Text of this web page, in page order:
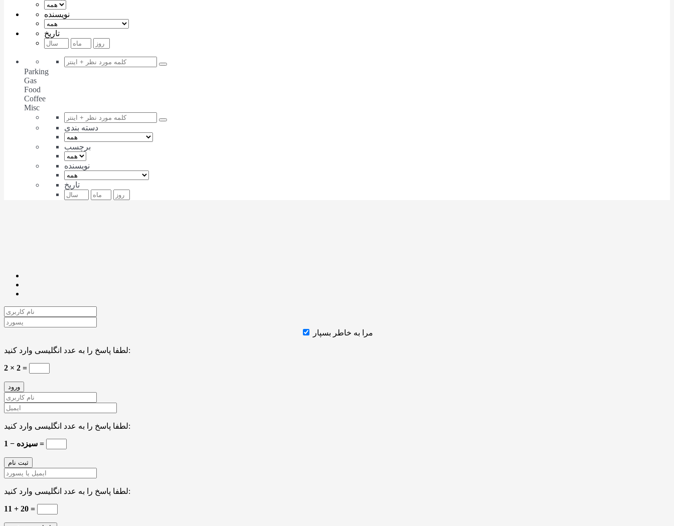
نویسنده
تاریخ
Parking
Gas
Food
Coffee
Misc
دسته بندی
برچسب
نویسنده
تاریخ
مرا به خاطر بسپار
لطفا پاسخ را به عدد انگلیسی وارد کنید:
2 × 2 =
لطفا پاسخ را به عدد انگلیسی وارد کنید:
سیزده − 1 =
لطفا پاسخ را به عدد انگلیسی وارد کنید:
11 + 20 =